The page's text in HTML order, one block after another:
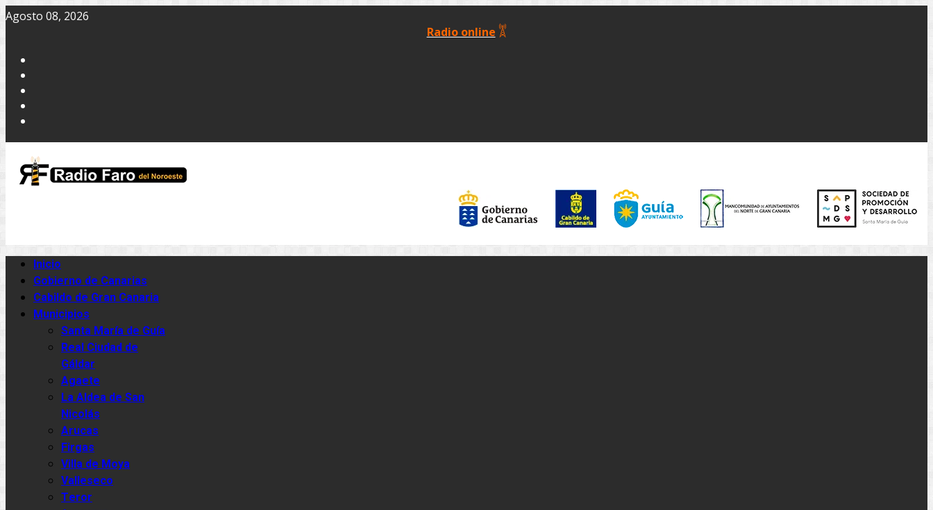
Agosto 08, 2026
Radio online
Inicio
Gobierno de Canarias
Cabildo de Gran Canaria
Municipios
Santa María de Guía
Real Ciudad de
Gáldar
Agaete
La Aldea de San
Nicolás
Arucas
Firgas
Villa de Moya
Valleseco
Teror